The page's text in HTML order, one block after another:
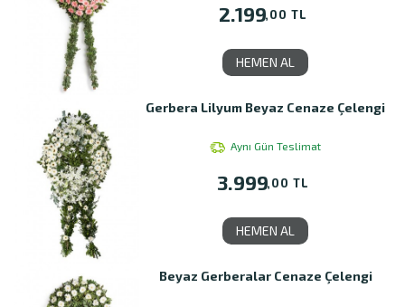
2.199,00 TL
HEMEN AL
Gerbera Lilyum Beyaz Cenaze Çelengi
Aynı Gün Teslimat
3.999,00 TL
HEMEN AL
Beyaz Gerberalar Cenaze Çelengi